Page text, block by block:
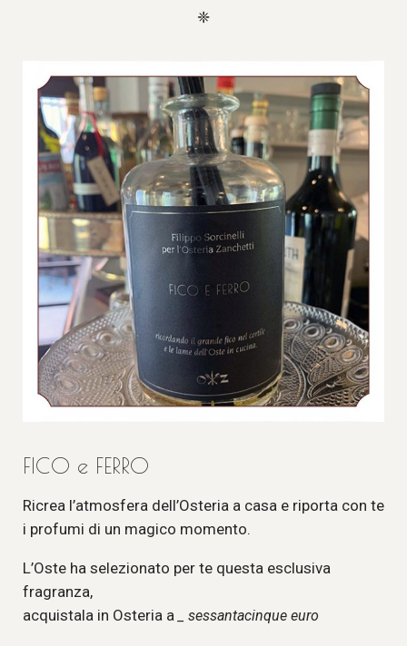
❈
FICO e FERRO
Ricrea l’atmosfera dell’Osteria a casa e riporta con te
i profumi di un magico momento.
L’Oste ha selezionato per te questa esclusiva
fragranza,
acquistala in Osteria a
_ sessantacinque euro